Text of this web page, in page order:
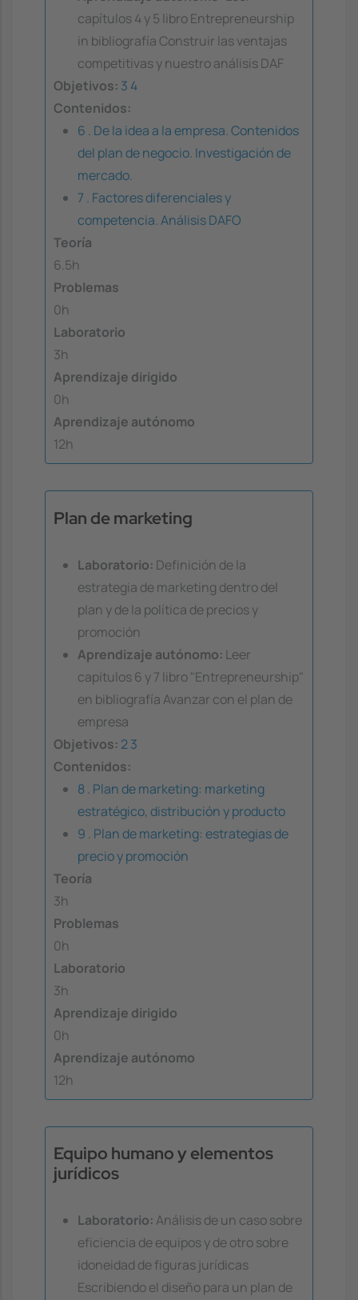
capítulos 4 y 5 libro Entrepreneurship
in bibliografía Construir las ventajas
competitivas y nuestro análisis DAF
Objetivos: 3 4
Contenidos:
6 . De la idea a la empresa. Contenidos
del plan de negocio. Investigación de
mercado.
7 . Factores diferenciales y
competencia. Análisis DAFO
Teoría
6.5h
Problemas
0h
Laboratorio
3h
Aprendizaje dirigido
0h
Aprendizaje autónomo
12h
Plan de marketing
Laboratorio: Definición de la
estrategia de marketing dentro del
plan y de la política de precios y
promoción
Aprendizaje autónomo: Leer
capítulos 6 y 7 libro "Entrepreneurship"
en bibliografía Avanzar con el plan de
empresa
Objetivos: 23
Contenidos:
8 . Plan de marketing: marketing
estratégico, distribución y producto
9 . Plan de marketing: estrategias de
precio y promoción
Teoría
3h
Problemas
0h
Laboratorio
3h
Aprendizaje dirigido
0h
Aprendizaje autónomo
12h
Equipo humano y elementos
jurídicos
Laboratorio: Análisis de un caso sobre
eficiencia de equipos y de otro sobre
idoneidad de figuras jurídicas
Escribiendo el diseño para un plan de